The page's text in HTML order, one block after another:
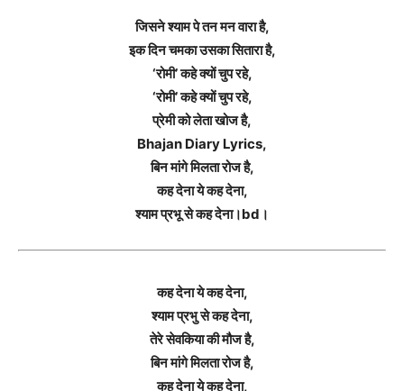
जिसने श्याम पे तन मन वारा है,
इक दिन चमका उसका सितारा है,
‘रोमी’ कहे क्यों चुप रहे,
‘रोमी’ कहे क्यों चुप रहे,
प्रेमी को लेता खोज है,
Bhajan Diary Lyrics,
बिन मांगे मिलता रोज है,
कह देना ये कह देना,
श्याम प्रभू से कह देना।bd।
कह देना ये कह देना,
श्याम प्रभु से कह देना,
तेरे सेवकिया की मौज है,
बिन मांगे मिलता रोज है,
कह देना ये कह देना,